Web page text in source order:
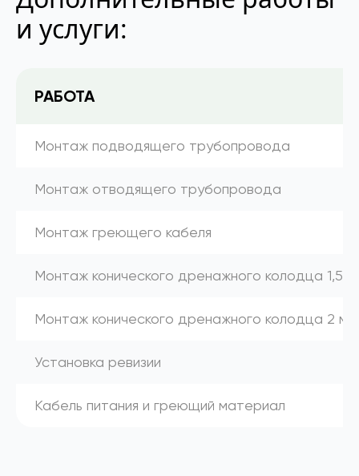
и услуги:
РАБОТА
Монтаж подводящего трубопровода
Монтаж отводящего трубопровода
Монтаж греющего кабеля
Монтаж конического дренажного колодца 1,5 м
Монтаж конического дренажного колодца 2 м
Установка ревизии
Кабель питания и греющий материал